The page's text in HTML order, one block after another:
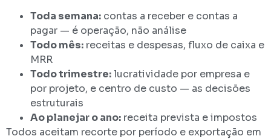
Toda semana: contas a receber e contas a
pagar — é operação, não análise
Todo mês: receitas e despesas, fluxo de caixa e
MRR
Todo trimestre:lucratividade por empresa e
por projeto, e centro de custo — as decisões
estruturais
Ao planejar o ano: receita prevista e impostos
Todos aceitam recorte por período e exportação em